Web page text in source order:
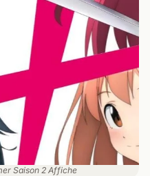
Saison 2 Affiche